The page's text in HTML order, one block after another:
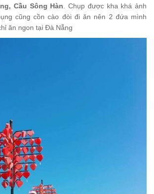
Cầu Sông Hàn. Chụp được kha khá ảnh
cũng cồn cào đòi đi ăn nên 2 đứa mình
ăn ngon tại Đà Nẵng